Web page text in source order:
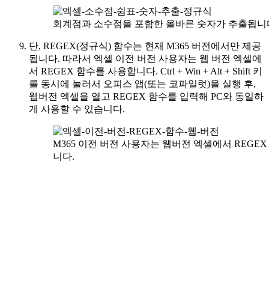
회계점과 소수점을 포함한 올바른 숫자가 추출됩니
단, REGEX(정규식) 함수는 현재 M365 버전에서만 제공
됩니다. 따라서 엑셀 이전 버전 사용자는 웹 버전 엑셀에
서 REGEX 함수를 사용합니다. Ctrl + Win + Alt + Shift 키
를 동시에 눌러서 오피스 앱(또는 코파일럿)을 실행 후,
웹버전 엑셀을 열고 REGEX 함수를 입력해 PC와 동일하
게 사용할 수 있습니다.
M365 이전 버전 사용자는 웹버전 엑셀에서
니다.